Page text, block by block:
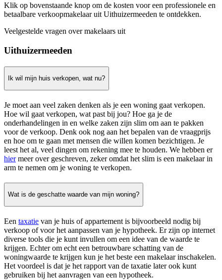
Klik op bovenstaande knop om de kosten voor een professionele en
betaalbare verkoopmakelaar uit Uithuizermeeden te ontdekken.
Veelgestelde vragen over makelaars uit
Uithuizermeeden
Ik wil mijn huis verkopen, wat nu?
Je moet aan veel zaken denken als je een woning gaat verkopen.
Hoe wil gaat verkopen, wat past bij jou? Hoe ga je de
onderhandelingen in en welke zaken zijn slim om aan te pakken
voor de verkoop. Denk ook nog aan het bepalen van de vraagprijs
en hoe om te gaan met mensen die willen komen bezichtigen. Je
leest het al, veel dingen om rekening mee te houden. We hebben er
hiermeer over geschreven, zeker omdat het slim is een makelaar in
arm te nemen om je woning te verkopen.
Wat is de geschatte waarde van mijn woning?
Een taxatie van je huis of appartement is bijvoorbeeld nodig bij
verkoop of voor het aanpassen van je hypotheek. Er zijn op internet
diverse tools die je kunt invullen om een idee van de waarde te
krijgen. Echter om echt een betrouwbare schatting van de
woningwaarde te krijgen kun je het beste een makelaar inschakelen.
Het voordeel is dat je het rapport van de taxatie later ook kunt
gebruiken bij het aanvragen van een hypotheek.